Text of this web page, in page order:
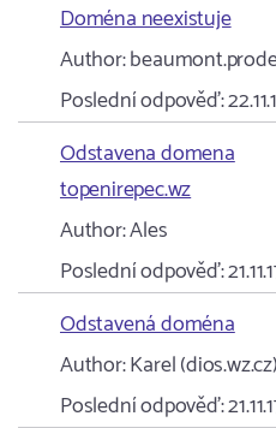
Doména neexistuje
Author:
Poslední odpověď:
Odstavena domena
topenirepec.wz
Author:Ales
Poslední odpověď:
Odstavená doména
Author:Karel (dios.wz.cz)
Poslední odpověď: